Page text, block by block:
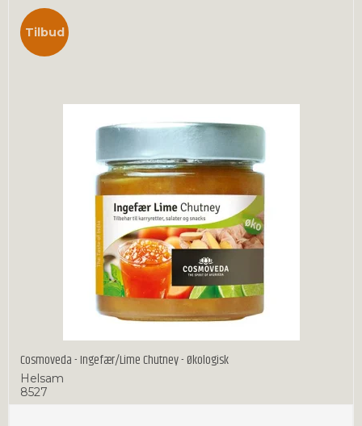
Tilbud
Cosmoveda - Ingefær/Lime Chutney - Økologisk
Helsam
8527